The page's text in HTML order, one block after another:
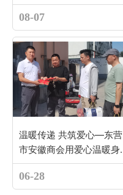
神”会议
08-07
温暖传递 共筑爱心—东营
市安徽商会用爱心温暖身
边的人
06-28